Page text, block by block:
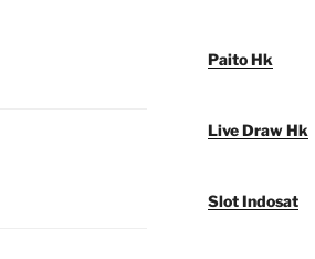
Paito Hk
Live Draw Hk
Slot Indosat